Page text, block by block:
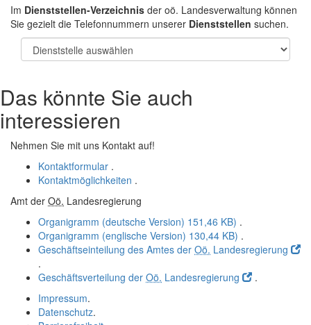
Im Dienststellen-Verzeichnis der oö. Landesverwaltung können
Sie gezielt die Telefonnummern unserer Dienststellen suchen.
Das könnte Sie auch
interessieren
Nehmen Sie mit uns Kontakt auf!
Kontaktformular .
Kontaktmöglichkeiten .
Amt der Oö. Landesregierung
Organigramm (deutsche Version) 151,46 KB) .
Organigramm (englische Version) 130,44 KB) .
Geschäftseinteilung des Amtes der Oö. Landesregierung
.
Geschäftsverteilung der Oö. Landesregierung
.
Impressum.
Datenschutz.